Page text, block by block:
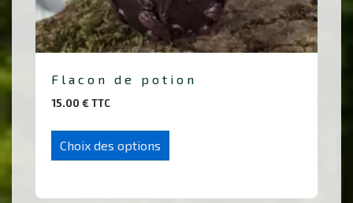
Flacon de potion
15.00 € TTC
Choix des options
Ce